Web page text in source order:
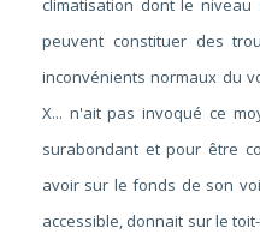
climatisation dont le
peuvent constituer des
inconvénients normaux du
X... n'ait pas invoqué ce
surabondant et pour être
avoir sur le fonds de son
accessible, donnait sur le